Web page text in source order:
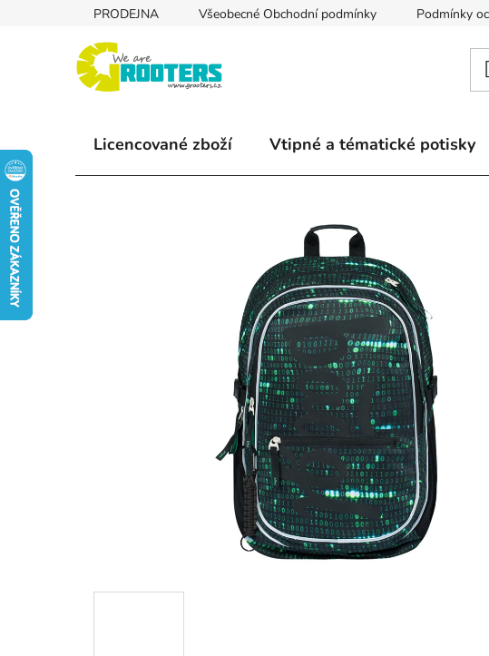
PRODEJNA Všeobecné Obchodní podmínky Podmínky
Licencované zboží Vtipné a tématické potisky